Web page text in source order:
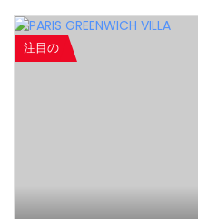
注目の